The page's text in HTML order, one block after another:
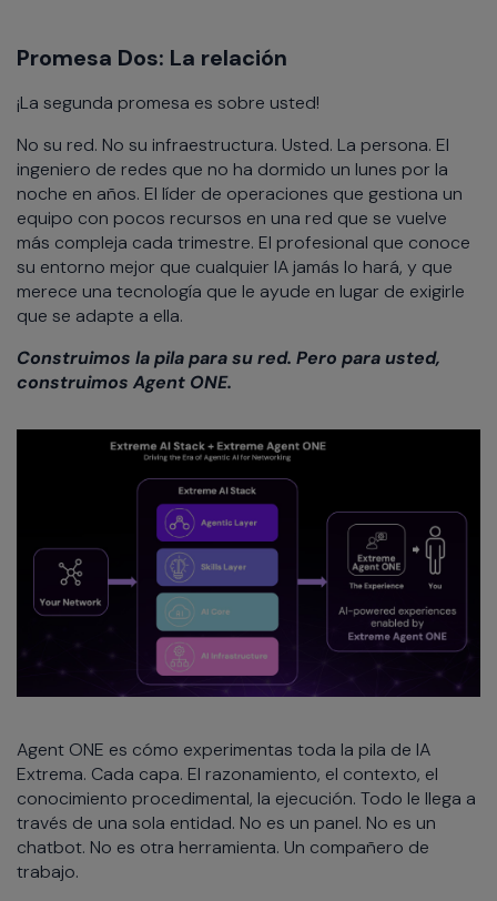
Promesa Dos: La relación
¡La segunda promesa es sobre usted!
No su red. No su infraestructura. Usted. La persona. El
ingeniero de redes que no ha dormido un lunes por la
noche en años. El líder de operaciones que gestiona un
equipo con pocos recursos en una red que se vuelve
más compleja cada trimestre. El profesional que conoce
su entorno mejor que cualquier IA jamás lo hará, y que
merece una tecnología que le ayude en lugar de exigirle
que se adapte a ella.
Construimos la pila para su red. Pero para usted,
construimos Agent ONE.
Agent ONE es cómo experimentas toda la pila de IA
Extrema. Cada capa. El razonamiento, el contexto, el
conocimiento procedimental, la ejecución. Todo le llega a
través de una sola entidad. No es un panel. No es un
chatbot. No es otra herramienta. Un compañero de
trabajo.